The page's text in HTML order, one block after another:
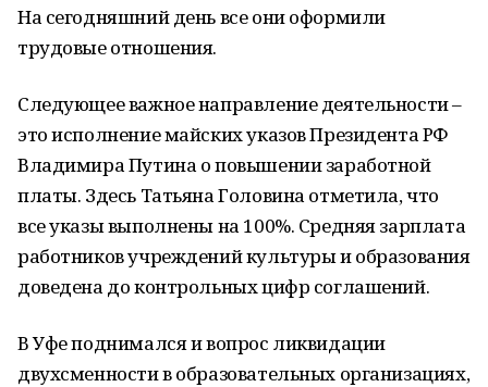
На сегодняшний день все они оформили
трудовые отношения.
Следующее важное направление деятельности –
это исполнение майских указов Президента РФ
Владимира Путина о повышении заработной
платы. Здесь Татьяна Головина отметила, что
все указы выполнены на 100%. Средняя зарплата
работников учреждений культуры и образования
доведена до контрольных цифр соглашений.
В Уфе поднимался и вопрос ликвидации
двухсменности в образовательных организациях,